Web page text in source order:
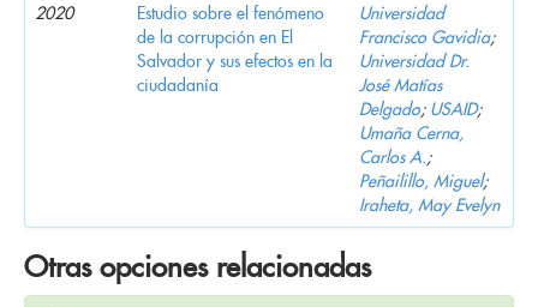
2020
Estudio sobre el fenómeno
de la corrupción en El
Salvador y sus efectos en la
ciudadanía
Universidad
Francisco Gavidia;
Universidad Dr.
José Matías
Delgado; USAID;
Umaña Cerna,
Carlos A.;
Peñailillo, Miguel;
Iraheta, May Evelyn
Otras opciones relacionadas